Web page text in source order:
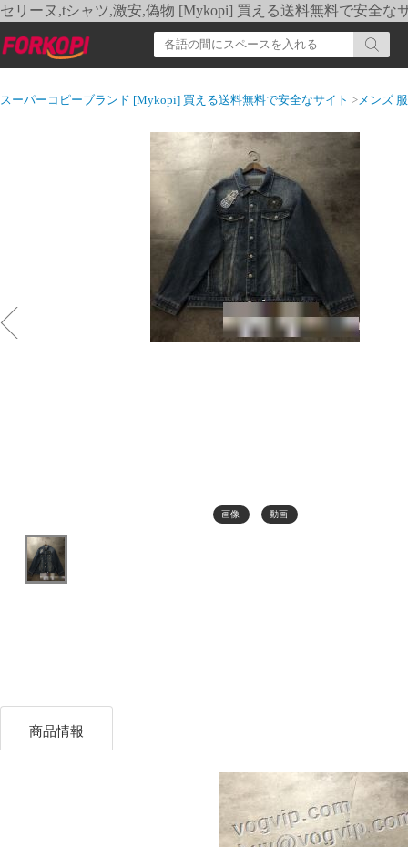
セリーヌ,tシャツ,激安,偽物 [Mykopi] 買える送料無料で安全な
スーパーコピーブランド [Mykopi] 買える送料無料で安全なサイト >メンズ 服
画像 動画
商品情報